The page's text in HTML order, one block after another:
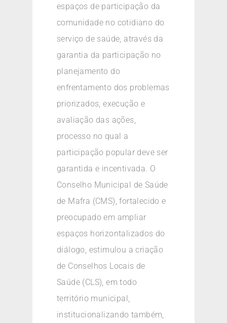
espaços de participação da
comunidade no cotidiano do
serviço de saúde, através da
garantia da participação no
planejamento do
enfrentamento dos problemas
priorizados, execução e
avaliação das ações,
processo no qual a
participação popular deve ser
garantida e incentivada. O
Conselho Municipal de Saúde
de Mafra (CMS), fortalecido e
preocupado em ampliar
espaços horizontalizados do
diálogo, estimulou a criação
de Conselhos Locais de
Saúde (CLS), em todo
território municipal,
institucionalizando também,